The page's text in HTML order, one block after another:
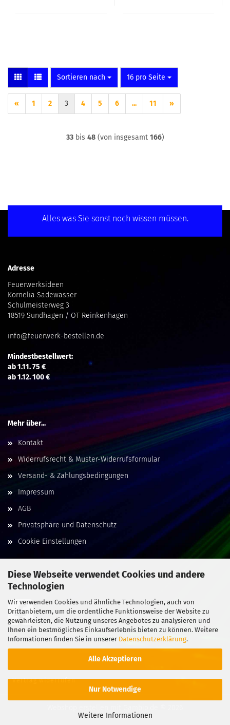
Diese Webseite verwendet Cookies und andere
Technologien
Wir verwenden Cookies und ähnliche Technologien, auch von
Drittanbietern, um die ordentliche Funktionsweise der Website zu
gewährleisten, die Nutzung unseres Angebotes zu analysieren und
Ihnen ein bestmögliches Einkaufserlebnis bieten zu können. Weitere
Informationen finden Sie in unserer Datenschutzerklärung.
Alle Akzeptieren
Nur Notwendige
Weitere Informationen
Sortieren nach 16 pro Seite
« 1 2 3 4 5 6 ... 11 »
33bis 48(von insgesamt 166)
Alles was Sie sonst noch wissen müssen.
Adresse
Feuerwerksideen
Kornelia Sadewasser
Schulmeisterweg 3
18519 Sundhagen / OT Reinkenhagen
info@feuerwerk-bestellen.de
Mindestbestellwert:
ab 1.11. 75 €
ab 1.12. 100 €
Mehr über...
Kontakt
Widerrufsrecht & Muster-Widerrufsformular
Versand- & Zahlungsbedingungen
Impressum
AGB
Privatsphäre und Datenschutz
Cookie Einstellungen
Social Media
Vertrag widerrufen